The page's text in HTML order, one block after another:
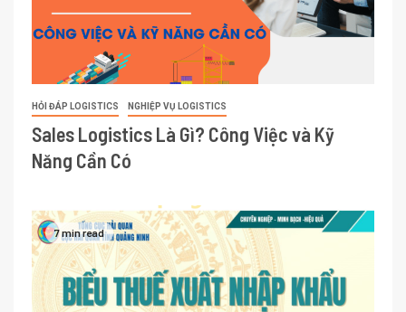
HỎI ĐÁP LOGISTICS NGHIỆP VỤ LOGISTICS
Sales Logistics Là Gì? Công Việc và Kỹ
Năng Cần Có
7 min read